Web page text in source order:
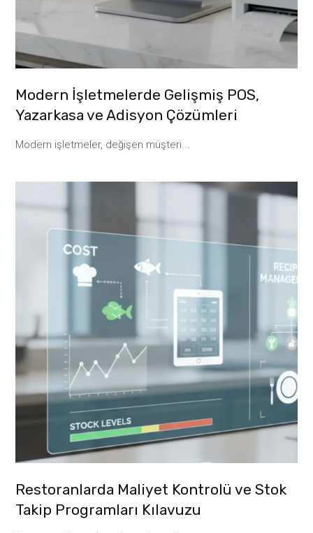
Modern İşletmelerde Gelişmiş POS,
Yazarkasa ve Adisyon Çözümleri
Modern işletmeler, değişen müşteri...
Restoranlarda Maliyet Kontrolü ve Stok
Takip Programları Kılavuzu